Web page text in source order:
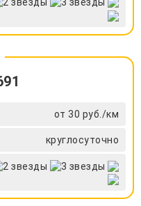
от 30 руб./км
круглосуточно